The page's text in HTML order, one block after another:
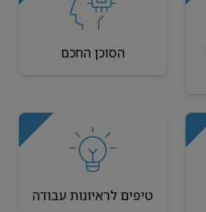
הסוכן החכם
טיפים לראיונות עבודה